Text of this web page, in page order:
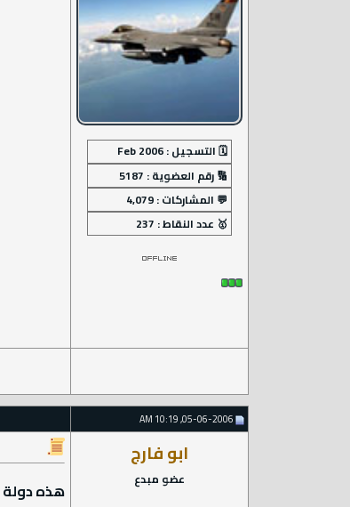
ابو فارج
عضو مبدع هذه دولة